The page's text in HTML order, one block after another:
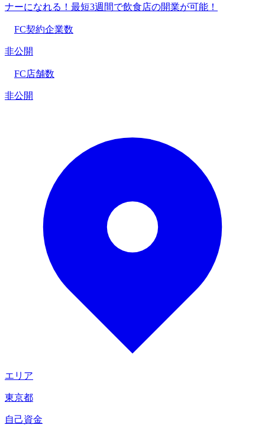
ナーになれる！最短3週間で飲食店の開業が可能！
FC契約企業数
非公開
FC店舗数
非公開
エリア
東京都
自己資金